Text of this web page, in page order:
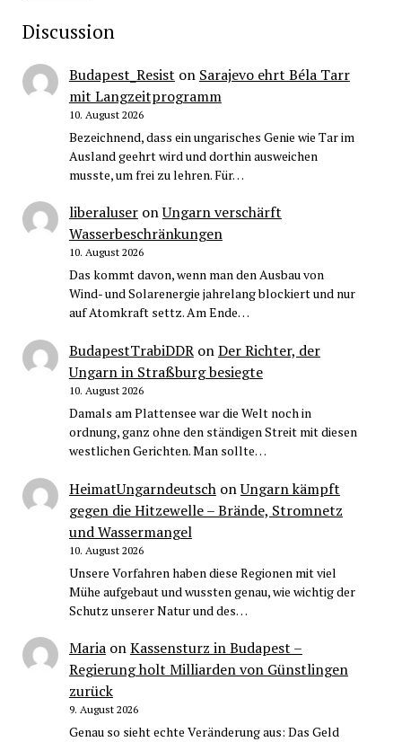
Discussion
Budapest_Resist on Sarajevo ehrt Béla Tarr
mit Langzeitprogramm
10. August 2026
Bezeichnend, dass ein ungarisches Genie wie Tar im
Ausland geehrt wird und dorthin ausweichen
musste, um frei zu lehren. Für…
liberaluseronUngarn verschärft
Wasserbeschränkungen
10. August 2026
Das kommt davon, wenn man den Ausbau von
Wind- und Solarenergie jahrelang blockiert und nur
auf Atomkraft settz. Am Ende…
BudapestTrabiDDRonDer Richter, der
Ungarn in Straßburg besiegte
10. August 2026
Damals am Plattensee war die Welt noch in
ordnung, ganz ohne den ständigen Streit mit diesen
westlichen Gerichten. Man sollte…
HeimatUngarndeutschonUngarn kämpft
gegen die Hitzewelle – Brände, Stromnetz
und Wassermangel
10. August 2026
Unsere Vorfahren haben diese Regionen mit viel
Mühe aufgebaut und wussten genau, wie wichtig der
Schutz unserer Natur und des…
MariaonKassensturz in Budapest –
Regierung holt Milliarden von Günstlingen
zurück
9. August 2026
Genau so sieht echte Veränderung aus: Das Geld